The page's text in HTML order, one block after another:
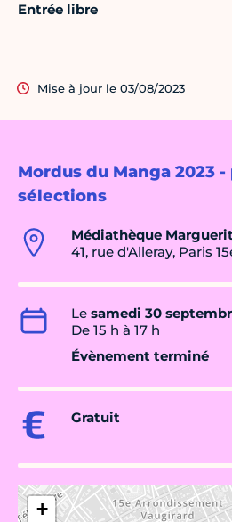
Mordus du Manga 2023
sélections
Médiathèque
41, rue d'Alleray, Paris
Le samedi 30
De 15 h à 17 h
Évènement terminé
Gratuit
+
Entrée libre
Mise à jour le 03/08/2023